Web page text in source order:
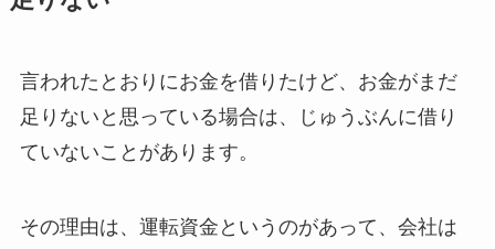
言われたとおりにお金を借りたけど、お金がまだ
足りないと思っている場合は、じゅうぶんに借り
ていないことがあります。
その理由は、運転資金というのがあって、会社は